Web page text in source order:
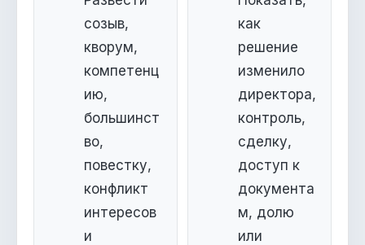
созыв,
кворум,
компетенц
ию,
большинст
во,
повестку,
конфликт
интересов
и
как
решение
изменило
директора,
контроль,
сделку,
доступ к
документа
м, долю
или